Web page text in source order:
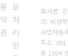
용
약
관
보
처
리
방
회사명:
자: 박성학
사업자등
주소:
동 1004 (